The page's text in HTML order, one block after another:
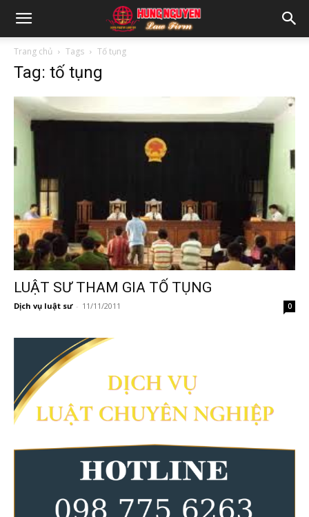
Trang chủ Tags Tố tụng
Tag: tố tụng
LUẬT SƯ THAM GIA TỐ TỤNG
Dịch vụ luật sư - 11/11/2011 0